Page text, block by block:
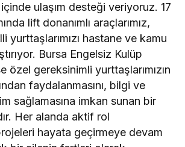
ulaşım desteği veriyoruz. 17
lift donanımlı araçlarımız,
yurttaşlarımızı hastane ve kamu
Bursa Engelsiz Kulüp
özel gereksinimli yurttaşlarımızın
faydalanmasını, bilgi ve
sağlamasına imkan sunan bir
Her alanda aktif rol
hayata geçirmeye devam